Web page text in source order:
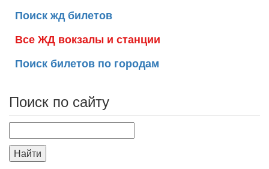
Поиск жд билетов
Все ЖД вокзалы и станции
Поиск билетов по городам
Поиск по сайту
Найти